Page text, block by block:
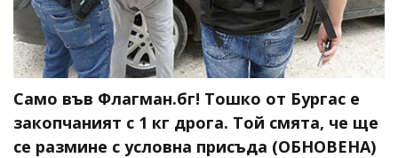
Само във Флагман.бг! Тошко от Бургас е
закопчаният с 1 кг дрога. Той смята, че ще
се размине с условна присъда (ОБНОВЕНА)